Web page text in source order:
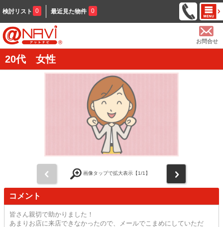
検討リスト 0 最近見た物件 0
お問合せ
20代 女性
画像タップで拡大表示【1/1】
コメント
皆さん親切で助かりました！
あまりお店に来店できなかったので、メールでこまめにしていただ